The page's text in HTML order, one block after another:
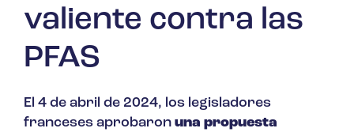
valiente contra las
PFAS
El 4 de abril de 2024, los legisladores
franceses aprobaron una propuesta